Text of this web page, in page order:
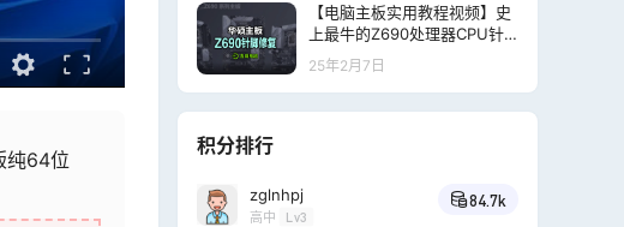
纯64位
【电脑主板实用教程视频】史
上最牛的Z690处理器CPU针
脚修复教程视频
25年2月7日
积分排行
zglnhpj
高中 Lv3
84.7k